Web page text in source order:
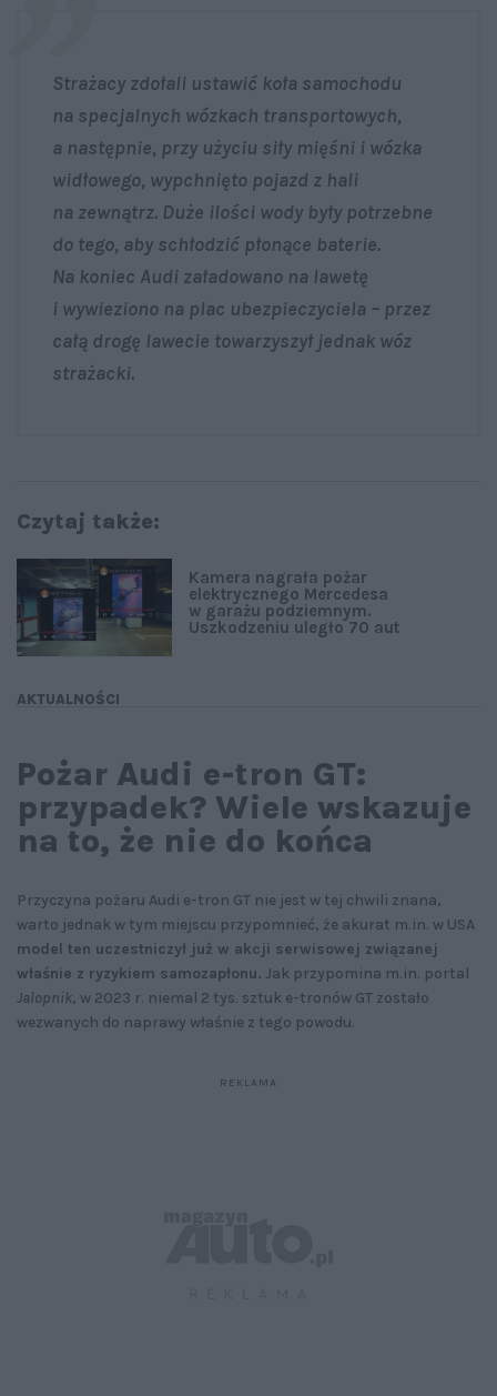
Strażacy zdołali ustawić koła samochodu
na specjalnych wózkach transportowych,
a następnie, przy użyciu siły mięśni i wózka
widłowego, wypchnięto pojazd z hali
na zewnątrz. Duże ilości wody były potrzebne
do tego, aby schłodzić płonące baterie.
Na koniec Audi załadowano na lawetę
i wywieziono na plac ubezpieczyciela – przez
całą drogę lawecie towarzyszył jednak wóz
strażacki.
Czytaj także:
AKTUALNOŚCI
Kamera nagrała pożar
elektrycznego Mercedesa
w garażu podziemnym.
Uszkodzeniu uległo 70 aut
Pożar Audi e-tron GT:
przypadek? Wiele wskazuje
na to, że nie do końca
Przyczyna pożaru Audi e-tron GT nie jest w tej chwili znana,
warto jednak w tym miejscu przypomnieć, że akurat m.in. w USA
model ten uczestniczył już w akcji serwisowej związanej
właśnie z ryzykiem samozapłonu. Jak przypomina m.in. portal
Jalopnik, w 2023 r. niemal 2 tys. sztuk e-tronów GT zostało
wezwanych do naprawy właśnie z tego powodu.